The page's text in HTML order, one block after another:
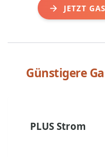
JETZT
Günstigere
PLUS Strom